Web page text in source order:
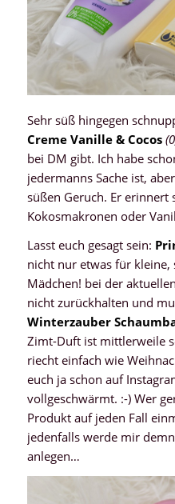
Sehr süß hingegen
Creme Vanille & Cocos
bei DM gibt. Ich habe
jedermanns Sache ist,
süßen Geruch. Er erinnert
Kokosmakronen oder
Lasst euch gesagt sein:
nicht nur etwas für
Mädchen! bei der
nicht zurückhalten und
Winterzauber
Zimt-Duft ist mittlerweile
riecht einfach wie
euch ja schon auf
vollgeschwärmt. :-) Wer
Produkt auf jeden Fall
jedenfalls werde mir
anlegen…